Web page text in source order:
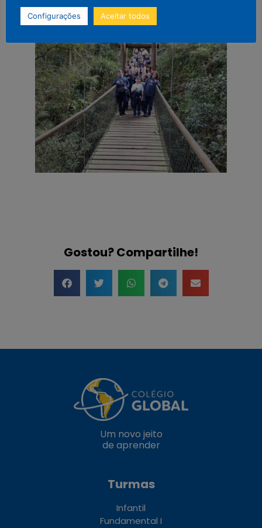
Gostou? Compartilhe!
Um novo jeito
de aprender
Turmas
Infantil
Fundamental I
Configurações Aceitar todos